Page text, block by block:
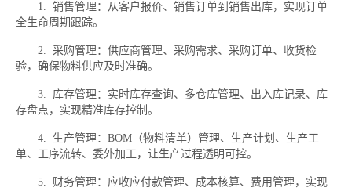
1. 销售管理：从客户报价、销售订单到销售出库，实现订单
全生命周期跟踪。
2. 采购管理：供应商管理、采购需求、采购订单、收货检
验，确保物料供应及时准确。
3. 库存管理：实时库存查询、多仓库管理、出入库记录、库
存盘点，实现精准库存控制。
4. 生产管理：BOM（物料清单）管理、生产计划、生产工
单、工序流转、委外加工，让生产过程透明可控。
5. 财务管理：应收应付款管理、成本核算、费用管理，实现